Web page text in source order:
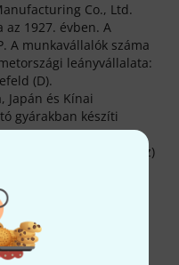
Co., Ltd.
1927. évben. A
A munkavállalók száma
leányvállalata:
(D).
Japán és Kínai
gyárakban készíti
terméket kínálunk. A(z)
részét.
készült
szavatolja,
kiegészítő
nálunk 1476
nézet, 633